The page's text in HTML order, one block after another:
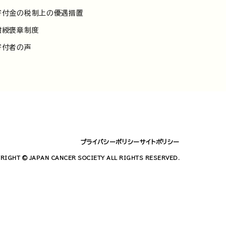
付金の税制上の優遇措置
綬褒章制度
付者の声
プライバシーポリシーサイトポリシー
© JAPAN CANCER SOCIETY ALL RIGHTS RESERVED.